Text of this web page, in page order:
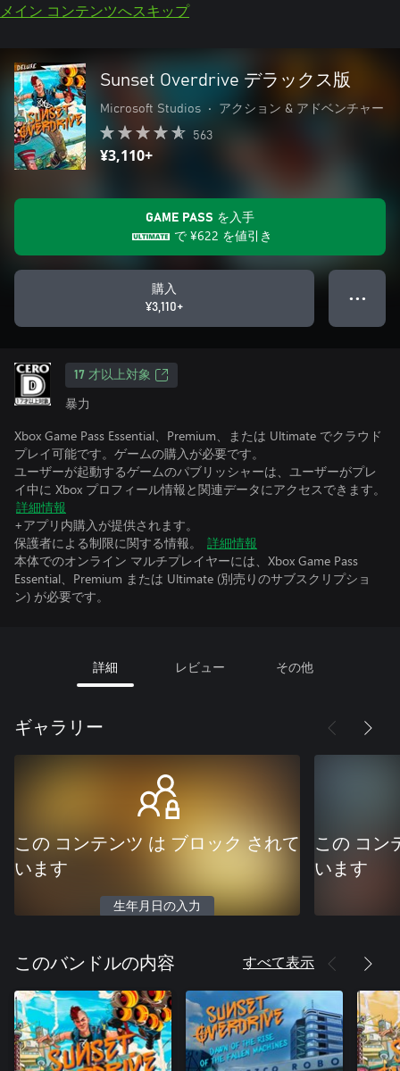
メイン コンテンツへスキップ
Sunset Overdrive デラックス版
Microsoft Studios • アクション & アドベンチャー
563
¥3,110+
GAME PASS を入手
で ¥622 を値引き
購入
¥3,110+
● ● ●
17 才以上対象
暴力
Xbox Game Pass Essential、Premium、または Ultimate でクラウド
プレイ可能です。ゲームの購入が必要です。
ユーザーが起動するゲームのパブリッシャーは、ユーザーがプレ
イ中に Xbox プロフィール情報と関連データにアクセスできます。
詳細情報
+アプリ内購入が提供されます。
保護者による制限に関する情報。
詳細情報
本体でのオンライン マルチプレイヤーには、Xbox Game Pass
Essential、Premium または Ultimate (別売りのサブスクリプショ
ン) が必要です。
詳細 レビュー その他
ギャラリー
この コンテンツ は ブロック されて
います
生年月日の入力
この コン
います
このバンドルの内容 すべて表示